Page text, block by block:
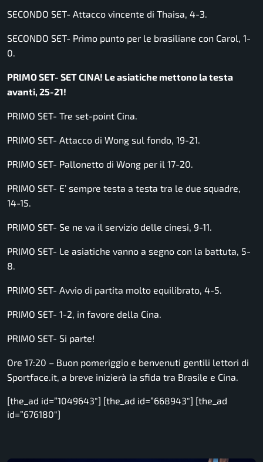
SECONDO SET- Attacco vincente di Thaisa, 4-3.
SECONDO SET- Primo punto per le brasiliane con Carol, 1-
0.
PRIMO SET- SET CINA! Le asiatiche mettono la testa
avanti, 25-21!
PRIMO SET- Tre set-point Cina.
PRIMO SET- Attacco di Wong sul fondo, 19-21.
PRIMO SET- Pallonetto di Wong per il 17-20.
PRIMO SET- E’ sempre testa a testa tra le due squadre,
14-15.
PRIMO SET- Se ne va il servizio delle cinesi, 9-11.
PRIMO SET- Le asiatiche vanno a segno con la battuta, 5-
8.
PRIMO SET- Avvio di partita molto equilibrato, 4-5.
PRIMO SET- 1-2, in favore della Cina.
PRIMO SET- Si parte!
Ore 17:20 – Buon pomeriggio e benvenuti gentili lettori di
Sportface.it, a breve inizierà la sfida tra Brasile e Cina.
[the_ad id=”1049643″] [the_ad id=”668943″] [the_ad
id=”676180″]